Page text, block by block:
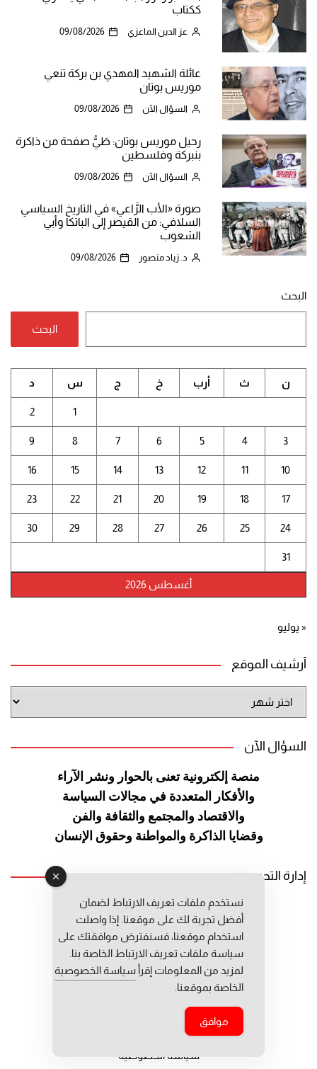
ككتاب
عز الدين الماعزي 09/08/2026
عائلة الشهيد المهدي بن بركة تنعي
موريس بوتان
السؤال الآن 09/08/2026
رحيل موريس بوتان: طَيُّ صفحة من ذاكرة
بنبركة وفلسطين
السؤال الآن 09/08/2026
صورة «الأب الرَّاعي» في التاريخ السياسي
السلافي: من القيصر إلى الباتكا وأبي
الشعوب
د. زياد منصور 09/08/2026
البحث
البحث
أغسطس 2026
ن ث أرب خ ج س د
1
2
3
4
5
6
7
8
9
10
11
12
13
14
15
16
17
18
19
20
21
22
23
24
25
26
27
28
29
30
31
« يوليو
أرشيف الموقع
الموقع
السؤال الآن
منصة إلكترونية تعنى بالحوار ونشر الآراء
والأفكار المتعددة في مجالات السياسة
والاقتصاد والمجتمع والثقافة والفن
وقضايا الذاكرة والمواطنة وحقوق الإنسان
إدارة التحرير
رئيس التحرير: عبد الرحيم التوراني
رئيس التحرير المساعد: المعطي قبال
مديرة التحرير: فاطمة حوحو
جميع حقوق النشر محفوظة © 2026
سياسة الخصوصية
نستخدم ملفات تعريف الارتباط لضمان
أفضل تجربة لك على موقعنا. إذا واصلت
استخدام موقعنا، فسنفترض موافقتك على
سياسة ملفات تعريف الارتباط الخاصة بنا.
لمزيد من المعلومات إقرأ سياسة الخصوصية
الخاصة بموقعنا.
موافق